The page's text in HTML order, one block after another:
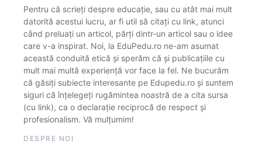
Pentru că scrieți despre educație, sau cu atât mai mult
datorită acestui lucru, ar fi util să citați cu link, atunci
când preluați un articol, părți dintr-un articol sau o idee
care v-a inspirat. Noi, la EduPedu.ro ne-am asumat
această conduită etică și sperăm că și publicațiile cu
mult mai multă experiență vor face la fel. Ne bucurăm
că găsiți subiecte interesante pe Edupedu.ro și suntem
siguri că înțelegeți rugămintea noastră de a cita sursa
(cu link), ca o declarație reciprocă de respect și
profesionalism. Vă mulțumim!
DESPRE NOI